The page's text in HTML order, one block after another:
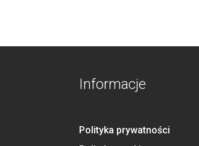
Informacje
Polityka prywatności